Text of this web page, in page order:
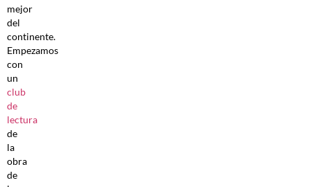
mejor
del
continente.
Empezamos
con
un
club
de
lectura
de
la
obra
de